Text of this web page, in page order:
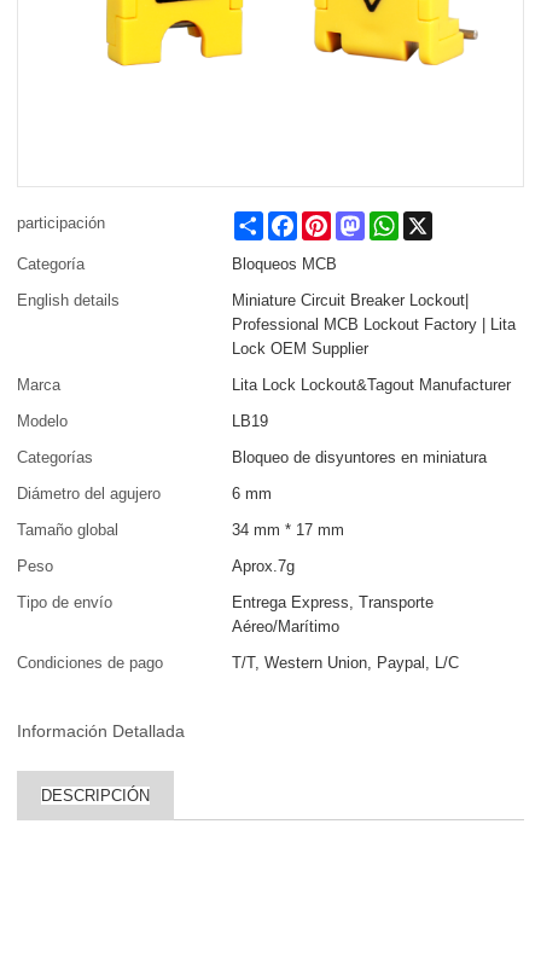
participación Share FacebookPinterestMastodonWhatsApp
Categoría
Bloqueos MCB
English details
Miniature Circuit Breaker Lockout|
Professional MCB Lockout Factory | Lita
Lock OEM Supplier
Marca
Lita Lock Lockout&Tagout Manufacturer
Modelo
LB19
Categorías
Bloqueo de disyuntores en miniatura
Diámetro del agujero
6 mm
Tamaño global
34 mm * 17 mm
Peso
Aprox.7g
Tipo de envío
Entrega Express, Transporte
Aéreo/Marítimo
Condiciones de pago
T/T, Western Union, Paypal, L/C
Información Detallada
DESCRIPCIÓN